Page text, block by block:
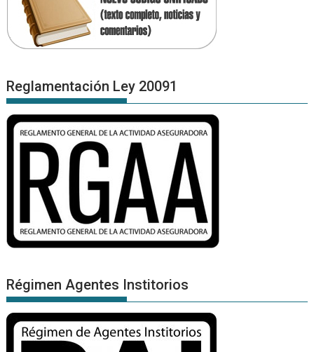
Reglamentación Ley 20091
Régimen Agentes Institorios